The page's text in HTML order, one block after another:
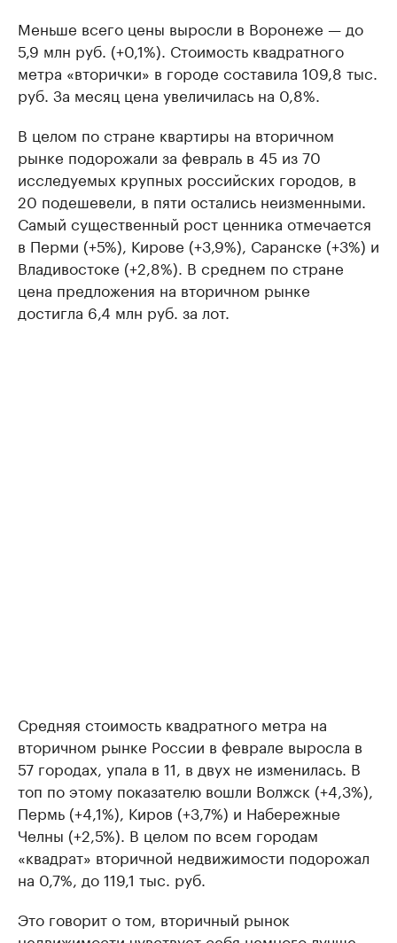
Меньше всего цены выросли в Воронеже — до
5,9 млн руб. (+0,1%). Стоимость квадратного
метра «вторички» в городе составила 109,8 тыс.
руб. За месяц цена увеличилась на 0,8%.
В целом по стране квартиры на вторичном
рынке подорожали за февраль в 45 из 70
исследуемых крупных российских городов, в
20 подешевели, в пяти остались неизменными.
Самый существенный рост ценника отмечается
в Перми (+5%), Кирове (+3,9%), Саранске (+3%) и
Владивостоке (+2,8%). В среднем по стране
цена предложения на вторичном рынке
достигла 6,4 млн руб. за лот.
Средняя стоимость квадратного метра на
вторичном рынке России в феврале выросла в
57 городах, упала в 11, в двух не изменилась. В
топ по этому показателю вошли Волжск (+4,3%),
Пермь (+4,1%), Киров (+3,7%) и Набережные
Челны (+2,5%). В целом по всем городам
«квадрат» вторичной недвижимости подорожал
на 0,7%, до 119,1 тыс. руб.
Это говорит о том, вторичный рынок